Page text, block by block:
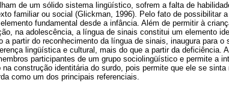
de um sólido sistema lingüístico, sofrem a falta de
familiar ou social (Glickman, 1996). Pelo fato de possibilitar
fundamental desde a infância. Além de permitir à
na adolescência, a língua de sinais constitui um elemento
a partir do reconhecimento da língua de sinais, inaugura para o
lingüística e cultural, mais do que a partir da deficiência.
participantes de um grupo sociolingüístico e permite a
construção identitária do surdo, pois permite que ele se sinta
como um dos principais referenciais.